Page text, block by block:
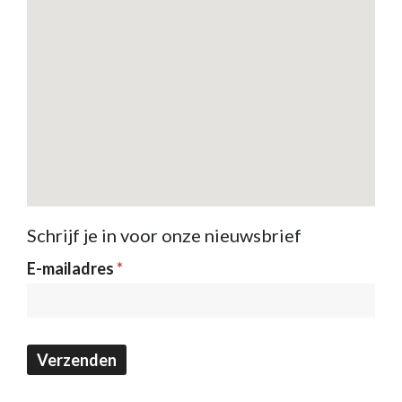
Schrijf je in voor onze nieuwsbrief
Nieuwsbrief
E-mailadres*
Verzenden